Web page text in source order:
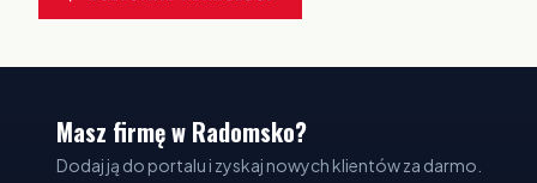
Masz firmę w Radomsko?
Dodaj ją do portalu i zyskaj nowych klientów za darmo.